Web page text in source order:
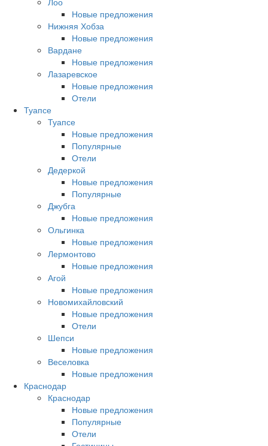
Новые предложения
Нижняя Хобза
Новые предложения
Вардане
Новые предложения
Лазаревское
Новые предложения
Отели
Туапсе
Туапсе
Новые предложения
Популярные
Отели
Дедеркой
Новые предложения
Популярные
Джубга
Новые предложения
Ольгинка
Новые предложения
Лермонтово
Новые предложения
Агой
Новые предложения
Новомихайловский
Новые предложения
Отели
Шепси
Новые предложения
Веселовка
Новые предложения
Краснодар
Краснодар
Новые предложения
Популярные
Отели